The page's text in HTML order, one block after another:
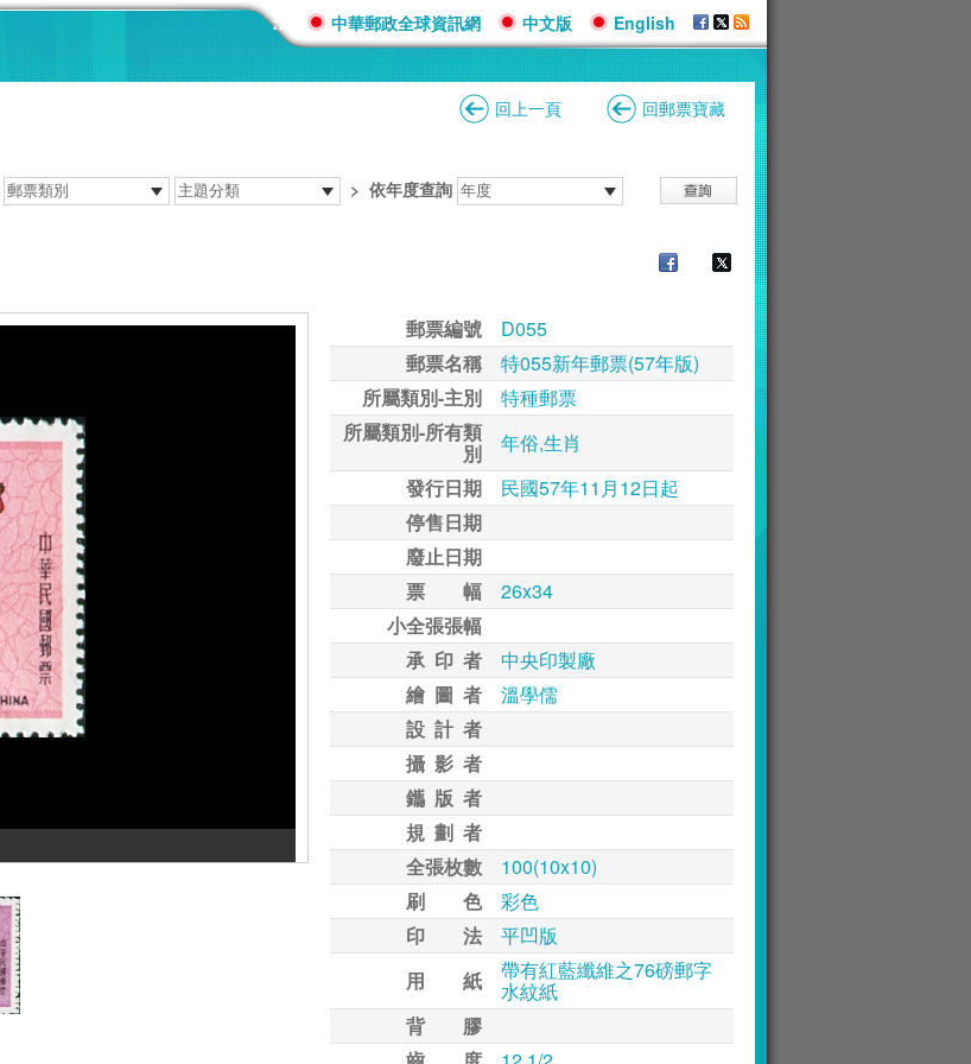
::: 中華郵政全球資訊網 中文版 English
回上一頁 回郵票寶藏
> 依年度查詢
郵票編號
D055
郵票名稱
特055新年郵票(57年版)
所屬類別-主別
特種郵票
所屬類別-所有類
別
年俗,生肖
發行日期
民國57年11月12日起
停售日期
廢止日期
票 幅
26x34
小全張張幅
承 印 者
中央印製廠
繪 圖 者
溫學儒
設 計 者
攝 影 者
鑴 版 者
規 劃 者
全張枚數
100(10x10)
刷 色
彩色
印 法
平凹版
用 紙
帶有紅藍纖維之76磅郵字
水紋紙
背 膠